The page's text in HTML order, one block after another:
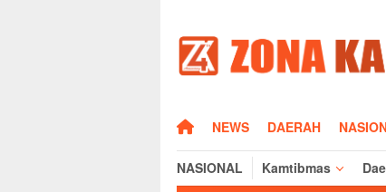
konten
HOMENEWS DAERAH
NASIONAL Kamtibmas